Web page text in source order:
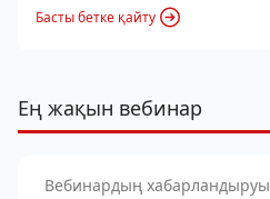
Басты бетке қайту
Ең жақын вебинар
Вебинардың хабарландыруы